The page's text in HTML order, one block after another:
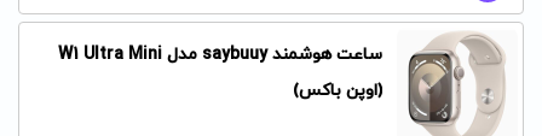
ساعت هوشمند saybuuy مدل W1 Ultra Mini
(اوپن باکس)